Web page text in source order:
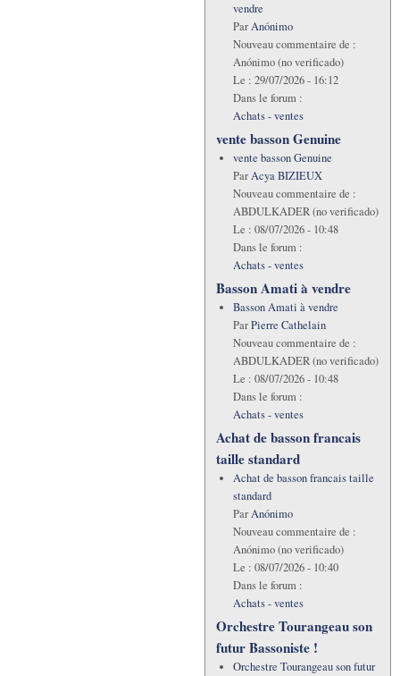
vendre
ParAnónimo
Nouveau commentaire de :
Anónimo (no verificado)
Le : 29/07/2026 - 16:12
Dans le forum :
Achats - ventes
vente basson Genuine
vente basson Genuine
ParAcya BIZIEUX
Nouveau commentaire de :
ABDULKADER (no verificado)
Le : 08/07/2026 - 10:48
Dans le forum :
Achats - ventes
Basson Amati à vendre
Basson Amati à vendre
ParPierre Cathelain
Nouveau commentaire de :
ABDULKADER (no verificado)
Le : 08/07/2026 - 10:48
Dans le forum :
Achats - ventes
Achat de basson francais
taille standard
Achat de basson francais taille
standard
ParAnónimo
Nouveau commentaire de :
Anónimo (no verificado)
Le : 08/07/2026 - 10:40
Dans le forum :
Achats - ventes
Orchestre Tourangeau son
futur Bassoniste !
Orchestre Tourangeau son futur